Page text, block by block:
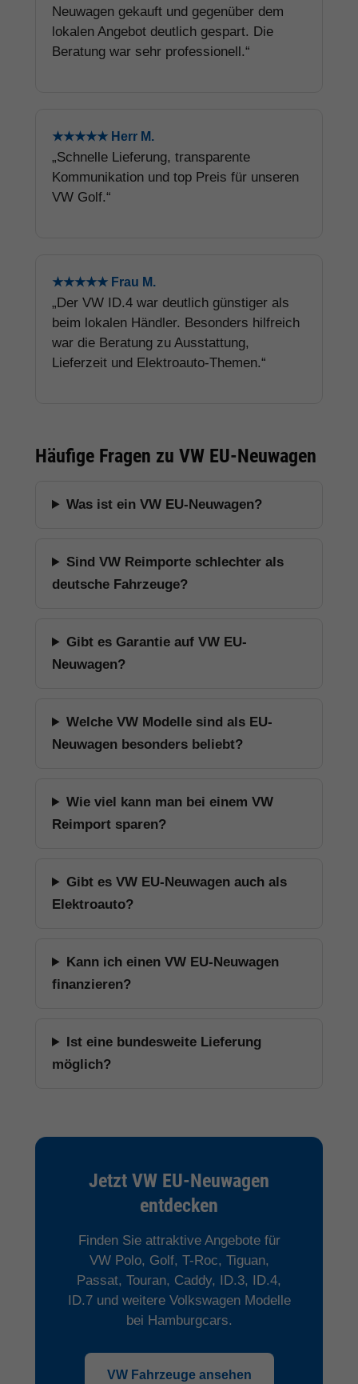
Neuwagen gekauft und gegenüber dem
lokalen Angebot deutlich gespart. Die
Beratung war sehr professionell.“
★★★★★ Herr M.
„Schnelle Lieferung, transparente
Kommunikation und top Preis für unseren
VW Golf.“
★★★★★ Frau M.
„Der VW ID.4 war deutlich günstiger als
beim lokalen Händler. Besonders hilfreich
war die Beratung zu Ausstattung,
Lieferzeit und Elektroauto-Themen.“
Häufige Fragen zu VW EU-Neuwagen
Was ist ein VW EU-Neuwagen?
Sind VW Reimporte schlechter als
deutsche Fahrzeuge?
Gibt es Garantie auf VW EU-
Neuwagen?
Welche VW Modelle sind als EU-
Neuwagen besonders beliebt?
Wie viel kann man bei einem VW
Reimport sparen?
Gibt es VW EU-Neuwagen auch als
Elektroauto?
Kann ich einen VW EU-Neuwagen
finanzieren?
Ist eine bundesweite Lieferung
möglich?
Jetzt VW EU-Neuwagen
entdecken
Finden Sie attraktive Angebote für
VW Polo, Golf, T-Roc, Tiguan,
Passat, Touran, Caddy, ID.3, ID.4,
ID.7 und weitere Volkswagen Modelle
bei Hamburgcars.
VW Fahrzeuge ansehen